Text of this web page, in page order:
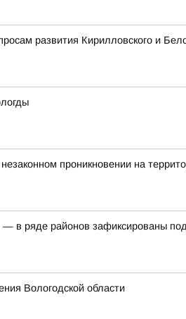
развития Кирилловского и
проникновении на
в ряде районов зафиксированы
Вологодской области